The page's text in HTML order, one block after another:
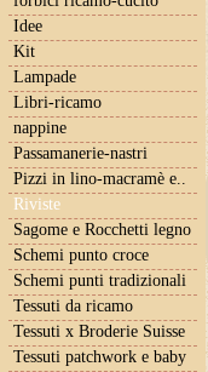
Idee
Kit
Lampade
Libri-ricamo
nappine
Passamanerie-nastri
Pizzi in lino-macramè e..
Riviste
Sagome e Rocchetti legno
Schemi punto croce
Schemi punti tradizionali
Tessuti da ricamo
Tessuti x Broderie Suisse
Tessuti patchwork e baby